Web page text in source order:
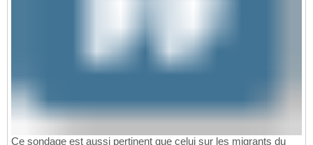
Ce sondage est aussi pertinent que celui sur les migrants du